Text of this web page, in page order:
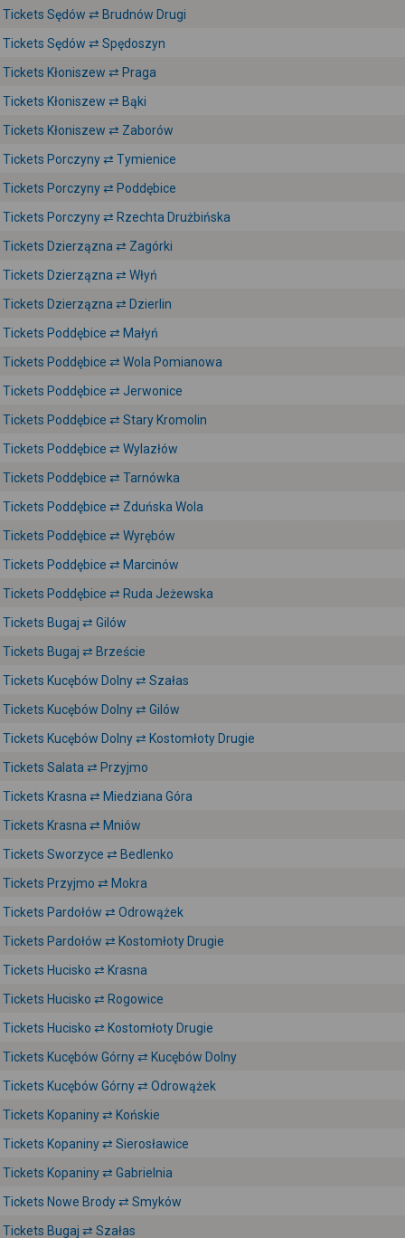
Tickets Sędów ⇄ Brudnów Drugi
Tickets Sędów ⇄ Spędoszyn
Tickets Kłoniszew ⇄ Praga
Tickets Kłoniszew ⇄ Bąki
Tickets Kłoniszew ⇄ Zaborów
Tickets Porczyny ⇄ Tymienice
Tickets Porczyny ⇄ Poddębice
Tickets Porczyny ⇄ Rzechta Drużbińska
Tickets Dzierzązna ⇄ Zagórki
Tickets Dzierzązna ⇄ Włyń
Tickets Dzierzązna ⇄ Dzierlin
Tickets Poddębice ⇄ Małyń
Tickets Poddębice ⇄ Wola Pomianowa
Tickets Poddębice ⇄ Jerwonice
Tickets Poddębice ⇄ Stary Kromolin
Tickets Poddębice ⇄ Wylazłów
Tickets Poddębice ⇄ Tarnówka
Tickets Poddębice ⇄ Zduńska Wola
Tickets Poddębice ⇄ Wyrębów
Tickets Poddębice ⇄ Marcinów
Tickets Poddębice ⇄ Ruda Jeżewska
Tickets Bugaj ⇄ Gilów
Tickets Bugaj ⇄ Brzeście
Tickets Kucębów Dolny ⇄ Szałas
Tickets Kucębów Dolny ⇄ Gilów
Tickets Kucębów Dolny ⇄ Kostomłoty Drugie
Tickets Salata ⇄ Przyjmo
Tickets Krasna ⇄ Miedziana Góra
Tickets Krasna ⇄ Mniów
Tickets Sworzyce ⇄ Bedlenko
Tickets Przyjmo ⇄ Mokra
Tickets Pardołów ⇄ Odrowążek
Tickets Pardołów ⇄ Kostomłoty Drugie
Tickets Hucisko ⇄ Krasna
Tickets Hucisko ⇄ Rogowice
Tickets Hucisko ⇄ Kostomłoty Drugie
Tickets Kucębów Górny ⇄ Kucębów Dolny
Tickets Kucębów Górny ⇄ Odrowążek
Tickets Kopaniny ⇄ Końskie
Tickets Kopaniny ⇄ Sierosławice
Tickets Kopaniny ⇄ Gabrielnia
Tickets Nowe Brody ⇄ Smyków
Tickets Bugaj ⇄ Szałas